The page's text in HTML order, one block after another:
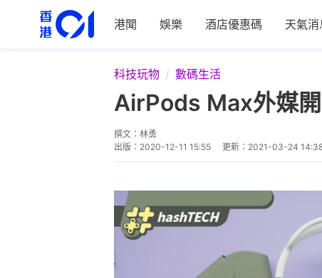
港聞 娛樂 酒店優惠碼 天氣消
科技玩物 數碼生活
AirPods Max外媒
撰文： 林勇
出版： 2020-12-11 15:55 更新： 2021-03-24